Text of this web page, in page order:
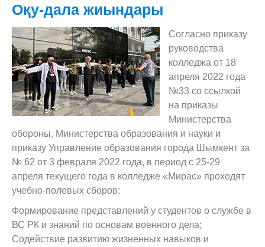
Оқу-дала жиындары
Согласно приказу
руководства
колледжа от 18
апреля 2022 года
№33 со ссылкой
на приказы
Министерства
обороны, Министерства образования и науки и
приказу Управление образования города Шымкент за
№ 62 от 3 февраля 2022 года, в период с 25-29
апреля текущего года в колледже «Мирас» проходят
учебно-полевых сборов:
Формирование представлений у студентов о службе в
ВС РК и знаний по основам военного дела;
Содействие развитию жизненных навыков и